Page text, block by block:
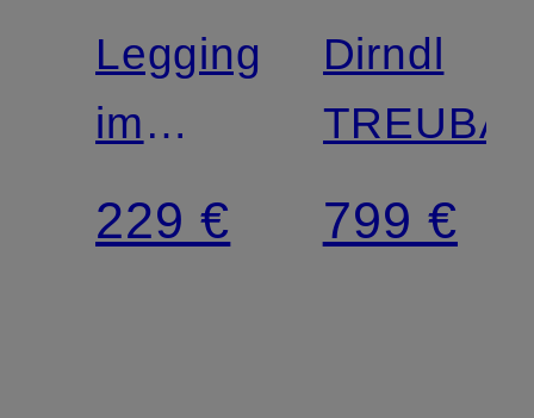
Leggings
im
Materialmix
229 €
Dirndl
799 €